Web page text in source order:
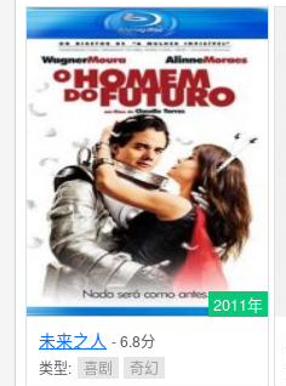
2011年
未来之人 - 6.8分
类型: 喜剧 奇幻